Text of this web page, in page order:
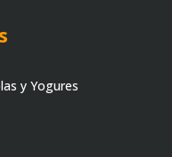
y Yogures